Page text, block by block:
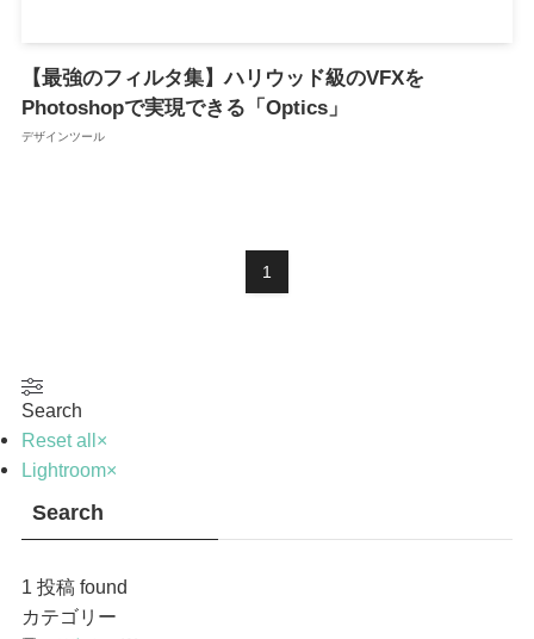
【最強のフィルタ集】ハリウッド級のVFXを
Photoshopで実現できる「Optics」
デザインツール
1
Search
Reset all×
Lightroom×
Search
1 投稿 found
カテゴリー